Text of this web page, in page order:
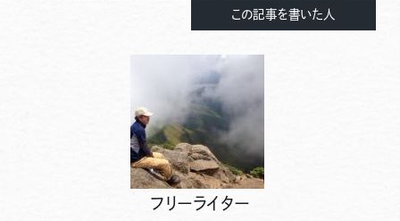
この記事を書いた人
フリーライター